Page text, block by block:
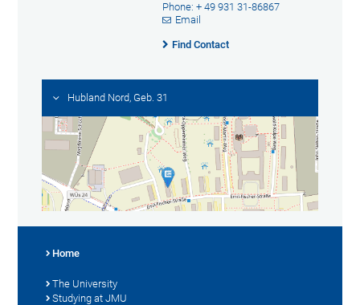
Phone: + 49 931 31-86867
Email
Find Contact
Hubland Nord, Geb. 31
Home
The University
Studying at JMU